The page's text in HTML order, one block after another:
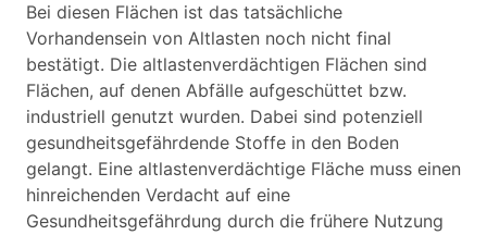
Bei diesen Flächen ist das tatsächliche
Vorhandensein von Altlasten noch nicht final
bestätigt. Die altlastenverdächtigen Flächen sind
Flächen, auf denen Abfälle aufgeschüttet bzw.
industriell genutzt wurden. Dabei sind potenziell
gesundheitsgefährdende Stoffe in den Boden
gelangt. Eine altlastenverdächtige Fläche muss einen
hinreichenden Verdacht auf eine
Gesundheitsgefährdung durch die frühere Nutzung